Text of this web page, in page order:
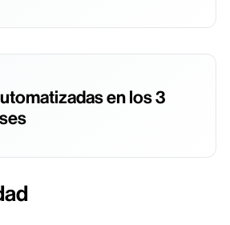
en los 3